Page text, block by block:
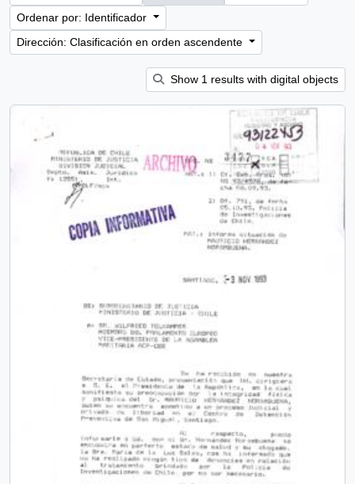
Ordenar por: Identificador
Dirección: Clasificación en orden ascendente
Show 1 results with digital objects